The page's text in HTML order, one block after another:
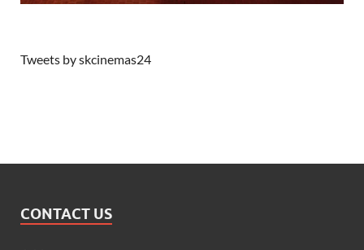
Tweets by skcinemas24
CONTACT US